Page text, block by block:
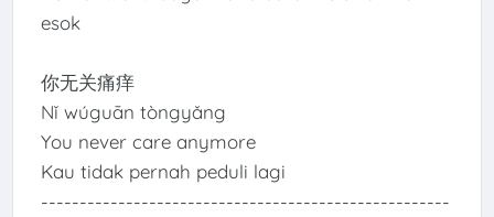
esok
你无关痛痒
Nǐ wúguān tòngyǎng
You never care anymore
Kau tidak pernah peduli lagi
-----------------------------------------------------